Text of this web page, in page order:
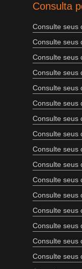
Consulta
Consulte seus
Consulte seus
Consulte seus
Consulte seus
Consulte seus
Consulte seus
Consulte seus
Consulte seus
Consulte seus
Consulte seus
Consulte seus
Consulte seus
Consulte seus
Consulte seus
Consulte seus
Consulte seus